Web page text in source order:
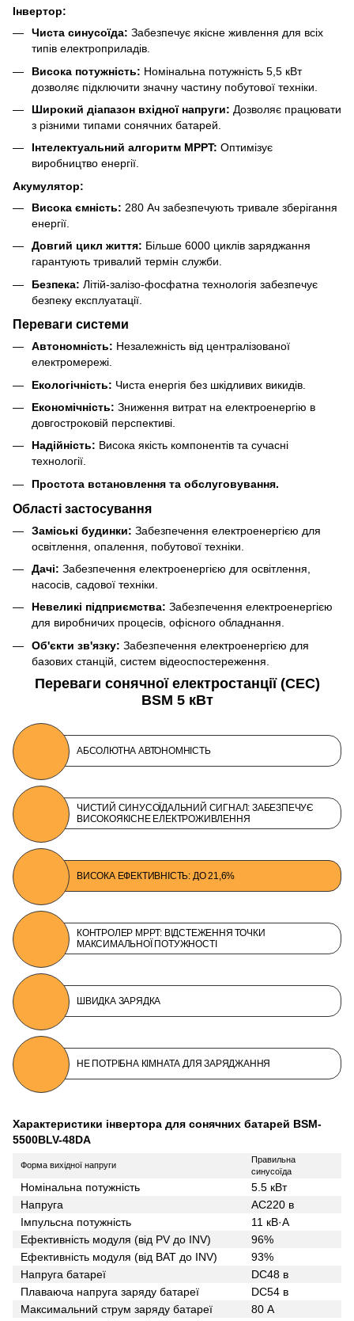
Інвертор:
Чиста синусоїда: Забезпечує якісне живлення для всіх
типів електроприладів.
Висока потужність: Номінальна потужність 5,5 кВт
дозволяє підключити значну частину побутової техніки.
Широкий діапазон вхідної напруги: Дозволяє працювати
з різними типами сонячних батарей.
Інтелектуальний алгоритм MPPT: Оптимізує
виробництво енергії.
Акумулятор:
Висока ємність: 280 Ач забезпечують тривале зберігання
енергії.
Довгий цикл життя: Більше 6000 циклів заряджання
гарантують тривалий термін служби.
Безпека: Літій-залізо-фосфатна технологія забезпечує
безпеку експлуатації.
Переваги системи
Автономність: Незалежність від централізованої
електромережі.
Екологічність: Чиста енергія без шкідливих викидів.
Економічність: Зниження витрат на електроенергію в
довгостроковій перспективі.
Надійність: Висока якість компонентів та сучасні
технології.
Простота встановлення та обслуговування.
Області застосування
Заміські будинки: Забезпечення електроенергією для
освітлення, опалення, побутової техніки.
Дачі: Забезпечення електроенергією для освітлення,
насосів, садової техніки.
Невеликі підприємства: Забезпечення електроенергією
для виробничих процесів, офісного обладнання.
Об'єкти зв'язку: Забезпечення електроенергією для
базових станцій, систем відеоспостереження.
Переваги сонячної електростанції (СЕС)
BSM 5 кВт
АБСОЛЮТНА АВТОНОМНІСТЬ
ЧИСТИЙ СИНУСОЇДАЛЬНИЙ СИГНАЛ: ЗАБЕЗПЕЧУЄ
ВИСОКОЯКІСНЕ ЕЛЕКТРОЖИВЛЕННЯ
ВИСОКА ЕФЕКТИВНІСТЬ: ДО 21,6%
КОНТРОЛЕР MPPT: ВІДСТЕЖЕННЯ ТОЧКИ
МАКСИМАЛЬНОЇ ПОТУЖНОСТІ
ШВИДКА ЗАРЯДКА
НЕ ПОТРІБНА КІМНАТА ДЛЯ ЗАРЯДЖАННЯ
Характеристики інвертора для сонячних батарей BSM-
5500BLV-48DA
Форма вихідної напруги
Правильна
синусоїда
Номінальна потужність
5.5 кВт
Напруга
AC220 в
Імпульсна потужність
11 кВ·А
Ефективність модуля (від PV до INV)
96%
Ефективність модуля (від BAT до INV)
93%
Напруга батареї
DC48 в
Плаваюча напруга заряду батареї
DC54 в
Максимальний струм заряду батареї
80 А